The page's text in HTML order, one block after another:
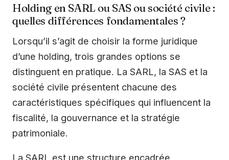
Holding en SARL ou SAS ou société civile :
quelles différences fondamentales ?
Lorsqu’il s’agit de choisir la forme juridique
d’une holding, trois grandes options se
distinguent en pratique. La SARL, la SAS et la
société civile présentent chacune des
caractéristiques spécifiques qui influencent la
fiscalité, la gouvernance et la stratégie
patrimoniale.
La SARL est une structure encadrée,